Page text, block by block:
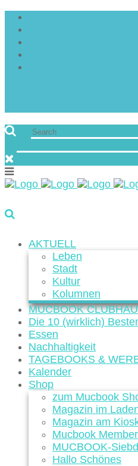
AKTUELL
Leben
Stadt
Kultur
Kolumnen
MUCBOOK
Die 10 (wirklich)
Essen
Nachhaltigkeit
TAGEBOOKS &
Kalender
Shop
zum Mucbook
Magazin im
Magazin am
Mucbook
MUCBOOK-
Hallo Schönes